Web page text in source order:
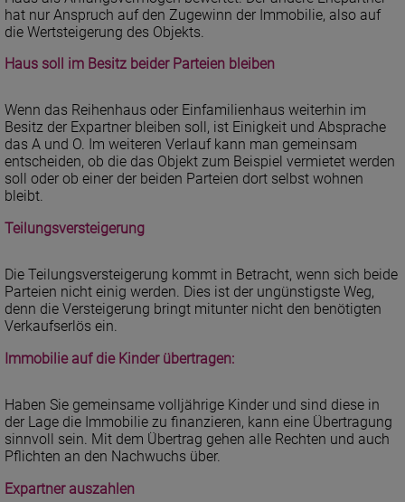
hat nur Anspruch auf den Zugewinn der Immobilie, also auf
die Wertsteigerung des Objekts.
Haus soll im Besitz beider Parteien bleiben
Wenn das Reihenhaus oder Einfamilienhaus weiterhin im
Besitz der Expartner bleiben soll, ist Einigkeit und Absprache
das A und O. Im weiteren Verlauf kann man gemeinsam
entscheiden, ob die das Objekt zum Beispiel vermietet werden
soll oder ob einer der beiden Parteien dort selbst wohnen
bleibt.
Teilungsversteigerung
Die Teilungsversteigerung kommt in Betracht, wenn sich beide
Parteien nicht einig werden. Dies ist der ungünstigste Weg,
denn die Versteigerung bringt mitunter nicht den benötigten
Verkaufserlös ein.
Immobilie auf die Kinder übertragen:
Haben Sie gemeinsame volljährige Kinder und sind diese in
der Lage die Immobilie zu finanzieren, kann eine Übertragung
sinnvoll sein. Mit dem Übertrag gehen alle Rechten und auch
Pflichten an den Nachwuchs über.
Expartner auszahlen